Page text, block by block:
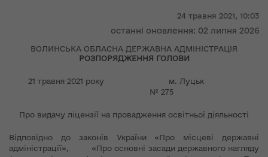
24 травня 2021, 10:03
останні оновлення: 02 липня 2026
ВОЛИНСЬКА ОБЛАСНА ДЕРЖАВНА АДМІНІСТРАЦІЯ
РОЗПОРЯДЖЕННЯ ГОЛОВИ
21 травня 2021 року м. Луцьк
№ 275
Про видачу ліцензії на провадження освітньої діяльності
Відповідно до законів України «Про місцеві державні
адміністрації», «Про основні засади державного нагляду